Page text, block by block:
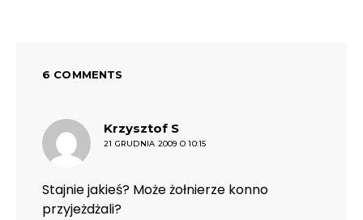
6 COMMENTS
Krzysztof S
21 GRUDNIA 2009 O 10:15
Stajnie jakieś? Może żołnierze konno
przyjeżdżali?